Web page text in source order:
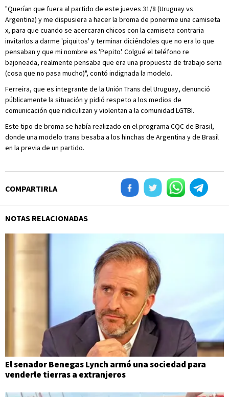
"Querían que fuera al partido de este jueves 31/8 (Uruguay vs
Argentina) y me dispusiera a hacer la broma de ponerme una camiseta
x, para que cuando se acercaran chicos con la camiseta contraria
invitarlos a darme 'piquitos' y terminar diciéndoles que no era lo que
pensaban y que mi nombre es 'Pepito'. Colgué el teléfono re
bajoneada, realmente pensaba que era una propuesta de trabajo seria
(cosa que no pasa mucho)", contó indignada la modelo.
Ferreira, que es integrante de la Unión Trans del Uruguay, denunció
públicamente la situación y pidió respeto a los medios de
comunicación que ridiculizan y violentan a la comunidad LGTBI.
Este tipo de broma se había realizado en el programa CQC de Brasil,
donde una modelo trans besaba a los hinchas de Argentina y de Brasil
en la previa de un partido.
COMPARTIRLA
NOTAS RELACIONADAS
El senador Benegas Lynch armó una sociedad para
venderle tierras a extranjeros